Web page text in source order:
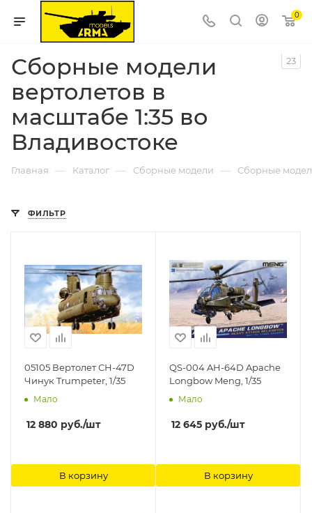
0
Сборные модели
вертолетов в
масштабе 1:35 во
Владивостоке
23
Главная — Каталог — Сборные модели — Сборные
ФИЛЬТР
05105 Вертолет СН-47D
Чинук Trumpeter, 1/35
Мало
12 880 руб./шт
В корзину
QS-004 AH-64D Apache
Longbow Meng, 1/35
Мало
12 645 руб./шт
В корзину